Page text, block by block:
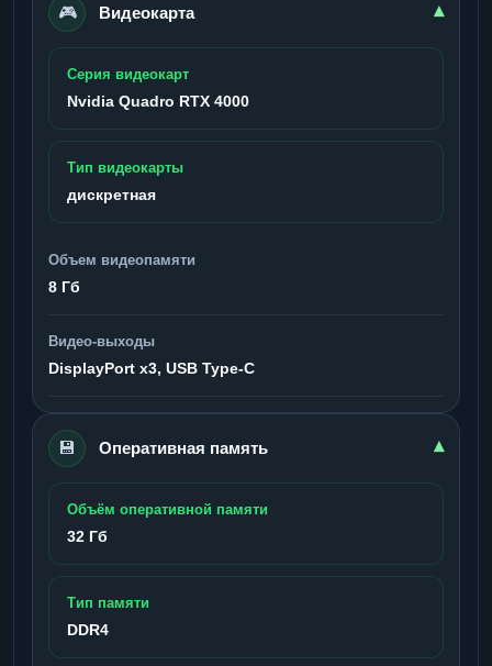
🎮 Видеокарта ▾
Серия видеокарт
Nvidia Quadro RTX 4000
Тип видеокарты
дискретная
Объем видеопамяти
8 Гб
Видео-выходы
DisplayPort x3, USB Type-C
💾 Оперативная память ▾
Объём оперативной памяти
32 Гб
Тип памяти
DDR4